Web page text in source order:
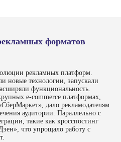
форматов
рекламных платформ.
новые технологии, запускали
функциональность.
e-commerce платформах,
дало рекламодателям
аудитории. Параллельно с
такие как кросспостинг
что упрощало работу с